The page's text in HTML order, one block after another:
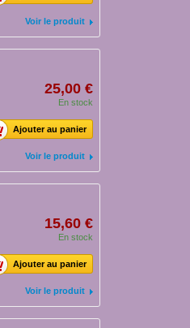
Voir le produit
25,00 €
En stock
Ajouter au panier
Voir le produit
15,60 €
En stock
Ajouter au panier
Voir le produit